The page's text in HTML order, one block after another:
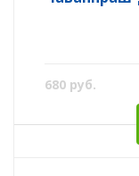
680 руб.